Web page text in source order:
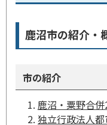
鹿沼市の紹介・
市の紹介
鹿沼・粟野合
独立行政法人